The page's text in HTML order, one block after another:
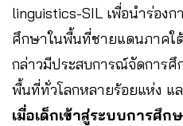
linguistics-SIL เพื่อนำร่อง
ศึกษาในพื้นที่ชายแดนภาคใ
กล่าวมีประสบการณ์จัดการ
พื้นที่ทั่วโลกหลายร้อยแห่ง แ
เมื่อเด็กเข้าสู่ระบบการศึก